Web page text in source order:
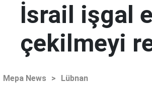
İsrail işgal
çekilmeyi
Mepa News > Lübnan